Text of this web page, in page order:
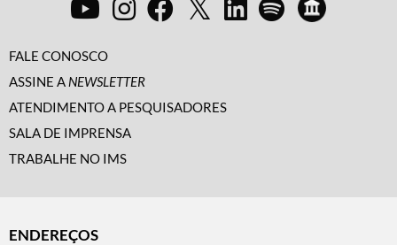
FALE CONOSCO
ASSINE A NEWSLETTER
ATENDIMENTO A PESQUISADORES
SALA DE IMPRENSA
TRABALHE NO IMS
ENDEREÇOS